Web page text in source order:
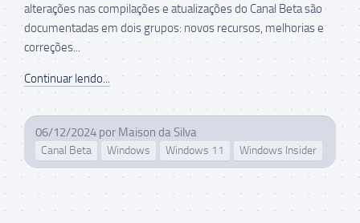
alterações nas compilações e atualizações do Canal Beta são
documentadas em dois grupos: novos recursos, melhorias e
correções...
Continuar lendo...
06/12/2024 por Maison da Silva
Canal Beta Windows Windows 11 Windows Insider